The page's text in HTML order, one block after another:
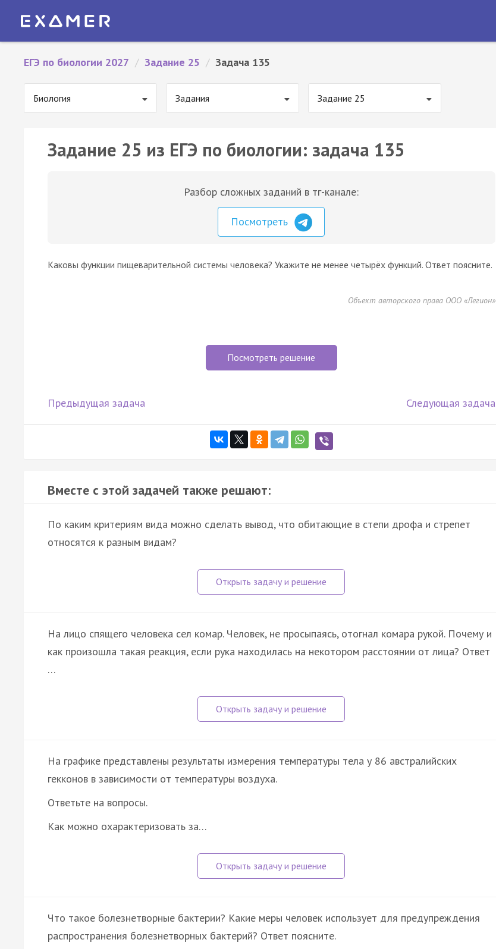
ЕГЭ по биологии 2027 / Задание 25 / Задача 135
Биология Задания Задание 25
Задание 25 из ЕГЭ по биологии: задача 135
Разбор сложных заданий в тг-канале:
Посмотреть
Каковы функции пищеварительной системы человека? Укажите не менее четырёх функций. Ответ поясните.
Объект авторского права ООО «Легион»
Посмотреть решение
Предыдущая задача Следующая задача
Вместе с этой задачей также решают:
По каким критериям вида можно сделать вывод, что обитающие в степи дрофа и стрепет
относятся к разным видам?
На лицо спящего человека сел комар. Человек, не просыпаясь, отогнал комара рукой. Почему и
как произошла такая реакция, если рука находилась на некотором расстоянии от лица? Ответ
…
На графике представлены результаты измерения температуры тела у 86 австралийских
гекконов в зависимости от температуры воздуха.
Ответьте на вопросы.
Как можно охарактеризовать за…
Что такое болезнетворные бактерии? Какие меры человек использует для предупреждения
распространения болезнетворных бактерий? Ответ поясните.